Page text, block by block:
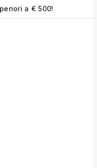
a € 500!